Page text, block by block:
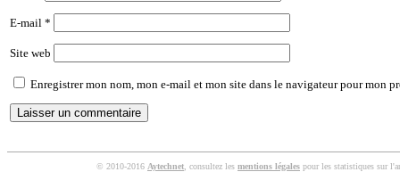
E-mail *
Site web
Enregistrer mon nom, mon e-mail et mon site dans le navigateur pour mon
© 2010-2016 Aytechnet , consultez les mentions légales pour les statistiques sur